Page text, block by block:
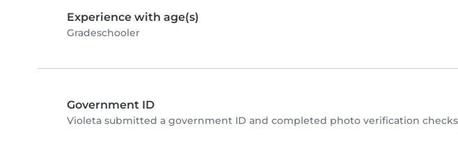
Experience with age(s)
Gradeschooler
Government ID
Violeta submitted a government ID and completed photo verification